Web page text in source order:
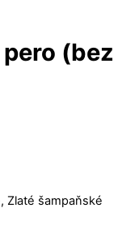
(bez
Zlaté šampaňské